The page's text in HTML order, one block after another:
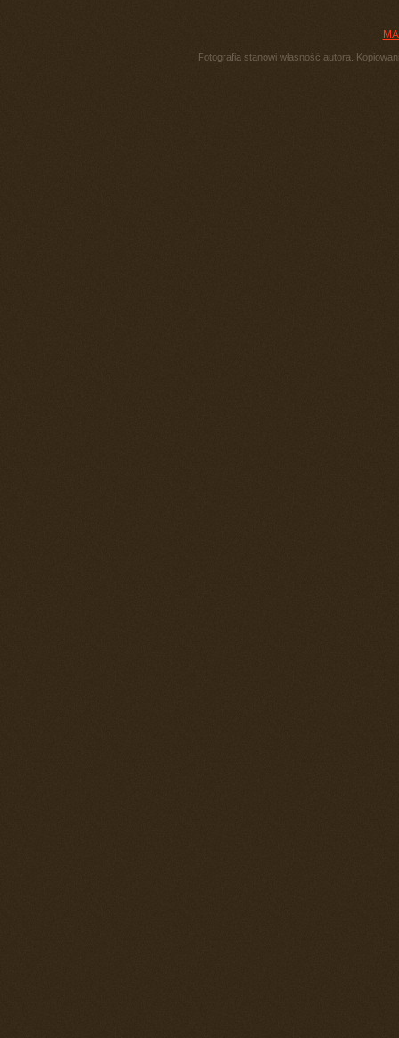
Fotografia stanowi własność autora.